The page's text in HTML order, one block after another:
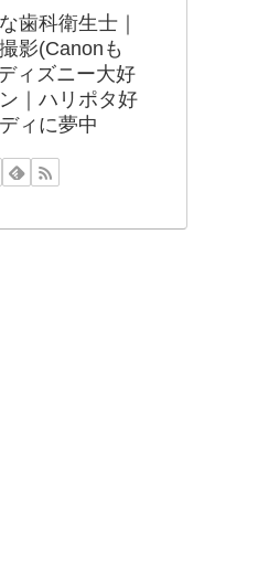
歯科衛生士｜
影(Canonも
ィズニー大好
｜ハリポタ好
ィに夢中